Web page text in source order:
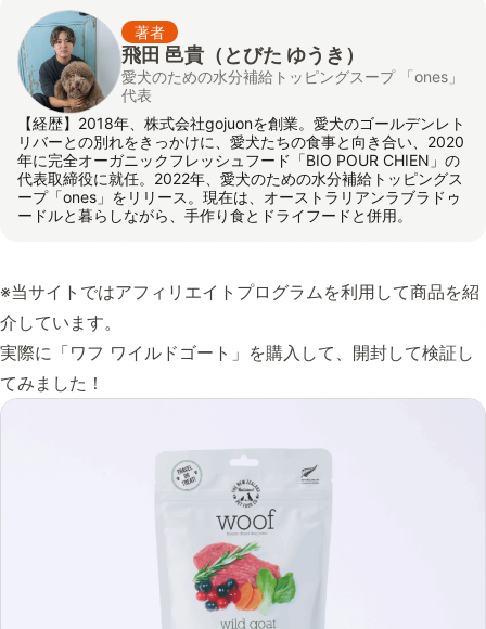
著者
飛田 邑貴 （とびた ゆうき）
愛犬のための水分補給トッピングスープ 「ones」
代表
【経歴】2018年、株式会社gojuonを創業。愛犬のゴールデンレト
リバーとの別れをきっかけに、愛犬たちの食事と向き合い、2020
年に完全オーガニックフレッシュフード「BIO POUR CHIEN」の
代表取締役に就任。2022年、愛犬のための水分補給トッピングス
ープ「ones」をリリース。現在は、オーストラリアンラブラドゥ
ードルと暮らしながら、手作り食とドライフードと併用。
※当サイトではアフィリエイトプログラムを利用して商品を紹
介しています。
実際に「ワフ ワイルドゴート」を購入して、開封して検証し
てみました！